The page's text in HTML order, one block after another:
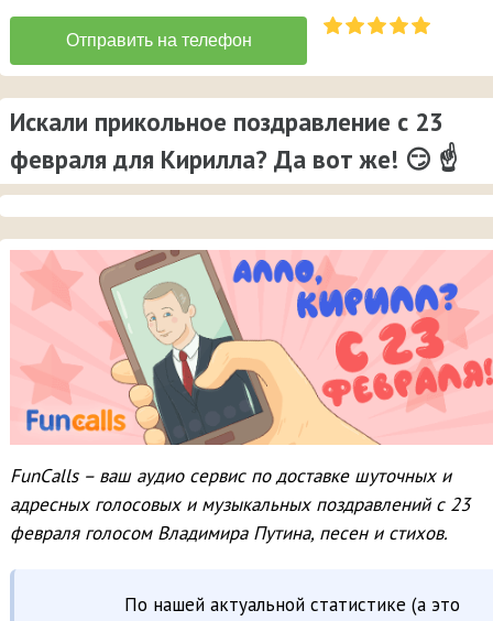
Искали прикольное поздравление с 23
февраля для Кирилла? Да вот же! 😏 ☝
FunCalls – ваш аудио сервис по доставке шуточных и
адресных голосовых и музыкальных поздравлений с 23
февраля голосом Владимира Путина, песен и стихов.
По нашей актуальной статистике (а это